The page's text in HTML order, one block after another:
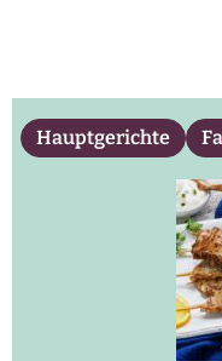
Hauptgerichte